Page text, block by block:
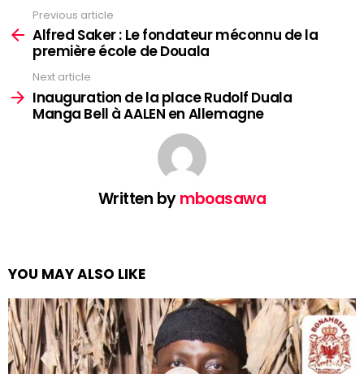
more
Previous article
Alfred Saker : Le fondateur méconnu de la
première école de Douala
Next article
Inauguration de la place Rudolf Duala
Manga Bell à AALEN en Allemagne
Written bymboasawa
YOU MAY ALSO LIKE